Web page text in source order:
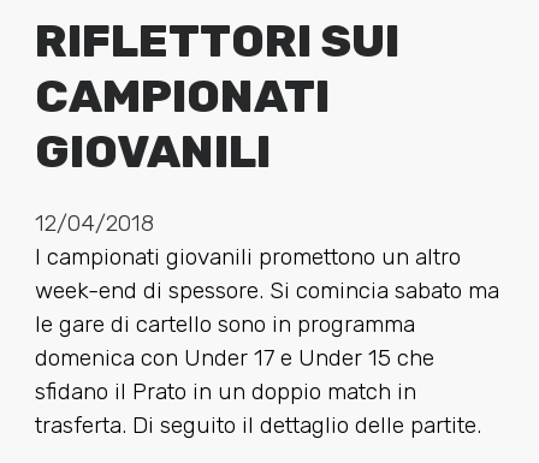
RIFLETTORI SUI
CAMPIONATI
GIOVANILI
12/04/2018
I campionati giovanili promettono un altro
week-end di spessore. Si comincia sabato ma
le gare di cartello sono in programma
domenica con Under 17 e Under 15 che
sfidano il Prato in un doppio match in
trasferta. Di seguito il dettaglio delle partite.